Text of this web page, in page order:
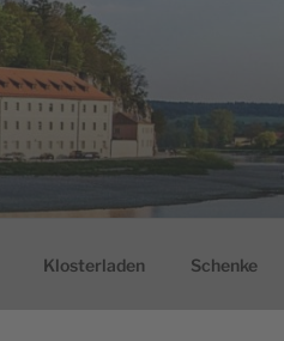
Klosterladen Schenke